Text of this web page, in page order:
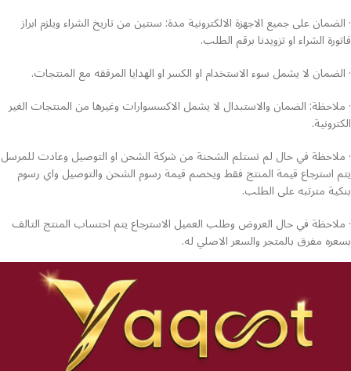
· الضمان على جميع الاجهزة الالكترونية مدة: سنتين من تاريخ الشراء ويلزم ابراز
فاتورة الشراء او تزويدنا برقم الطلب.
· الضمان لا يشمل سوء الاستخدام او الكسر او الهدايا المرفقه مع المنتجات.
· ملاحظة: الضمان والاستبدال لا يشمل الاكسسوارات وغيرها من المنتجات الغير
الكترونية.
· ملاحظة في حال لم تستلم الشحنة من شركة الشحن او التوصيل وعادت للمرسل
يتم استرجاع قيمة المنتج فقط ويخصم قيمة رسوم الشحن والتوصيل واي رسوم
بنكية مترتبه على الطلب.
· ملاحظة في حال العروض وطلب العميل الاسترجاع يتم احتساب المنتج التالف
بسعره مفرق بالمتجر والسعر الاصلي له.